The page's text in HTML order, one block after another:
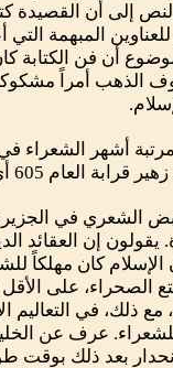
إلى أن القصيدة
المبهمة
أن فن الكتابة
الذهب أمراً
أشهر الشعراء في
الشعري في
إن العقائد
كان مهلكاً
على
ذلك، في التعاليم
عرف عن
بعد ذلك